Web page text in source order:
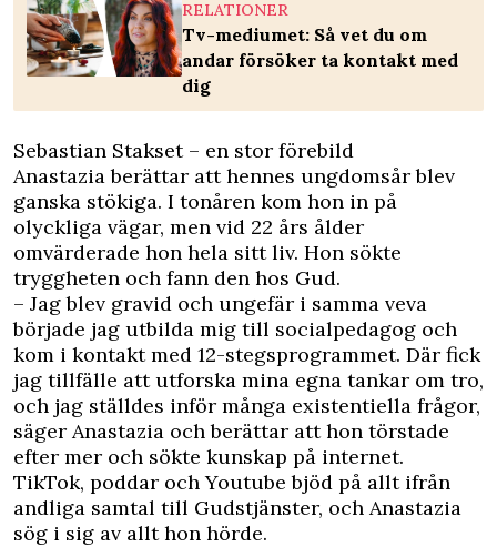
RELATIONER
Tv-mediumet: Så vet du om
andar försöker ta kontakt med
dig
Sebastian Stakset – en stor förebild
Anastazia berättar att hennes ungdomsår blev
ganska stökiga. I tonåren kom hon in på
olyckliga vägar, men vid 22 års ålder
omvärderade hon hela sitt liv. Hon sökte
tryggheten och fann den hos Gud.
– Jag blev gravid och ungefär i samma veva
började jag utbilda mig till socialpedagog och
kom i kontakt med 12-stegsprogrammet. Där fick
jag tillfälle att utforska mina egna tankar om tro,
och jag ställdes inför många existentiella frågor,
säger Anastazia och berättar att hon törstade
efter mer och sökte kunskap på internet.
TikTok, poddar och You­tube bjöd på allt ifrån
andliga samtal till Gudstjänster, och Anastazia
sög i sig av allt hon hörde.